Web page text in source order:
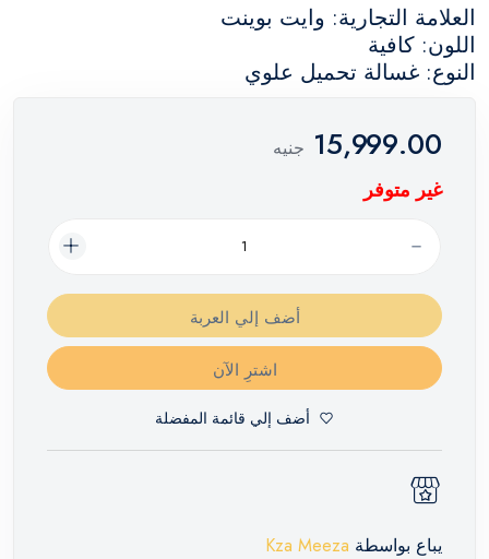
العلامة التجارية: وايت بوينت
اللون: كافية
النوع: غسالة تحميل علوي
15,999.00 جنيه
غير متوفر
أضف إلي العربة
اشترِ الآن
أضف إلي قائمة المفضلة
يباع بواسطة Kza Meeza